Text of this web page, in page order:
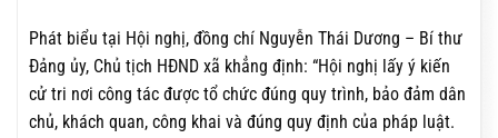
Phát biểu tại Hội nghị, đồng chí Nguyễn Thái Dương – Bí thư
Đảng ủy, Chủ tịch HĐND xã khẳng định: “Hội nghị lấy ý kiến
cử tri nơi công tác được tổ chức đúng quy trình, bảo đảm dân
chủ, khách quan, công khai và đúng quy định của pháp luật.